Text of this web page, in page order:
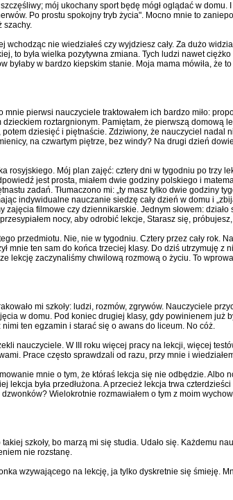
mój ukochany sport będę mógł oglądać w
Po prostu spokojny tryb życia". Mocno mnie to
szachy.
nie wiedziałeś czy wyjdziesz cały. Za dużo
to była wielka pozytywna zmiana. Tych ludzi nawet
w bardzo kiepskim stanie. Moja mama mówiła, że to
pierwsi nauczyciele traktowałem ich bardzo miło:
roztargnionym. Pamiętam, że pierwszą domową
dziesięć i piętnaście. Zdziwiony, że nauczyciel nadal
na czwartym piętrze, bez windy? Na drugi dzień
Mój plan zajęć: cztery dni w tygodniu po trzy
jest prosta, miałem dwie godziny polskiego i
zadań. Tłumaczono mi: „ty masz tylko dwie godziny
indywidualne nauczanie siedzę cały dzień w domu i
filmowe czy dziennikarskie. Jednym słowem:
nocy, aby odrobić lekcje, Starasz się,
przedmiotu. Nie, nie w tygodniu. Cztery przez cały rok.
mnie ten sam do końca trzeciej klasy. Do dziś utrzymuję z
zaczynaliśmy chwilową rozmową o życiu. To
mi szkoły: ludzi, rozmów, zgrywów. Nauczyciele
w domu. Pod koniec drugiej klasy, gdy powinienem już
ten egzamin i starać się o awans do liceum. No cóż.
nauczyciele. W III roku więcej pracy na lekcji, więcej
Prace często sprawdzali od razu, przy mnie i
mnie o tym, że któraś lekcja się nie odbędzie. Albo
lekcja była przedłużona. A przecież lekcja trwa
Wielokrotnie rozmawiałem o tym z moim
szkoły, bo marzą mi się studia. Udało się. Każdemu
nie rozstanę.
wzywającego na lekcję, ja tylko dyskretnie się śmieję.